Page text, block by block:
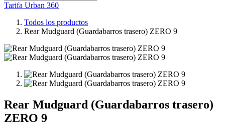
Tarifa Urban 360
Todos los productos
Rear Mudguard (Guardabarros trasero) ZERO 9
Rear Mudguard (Guardabarros trasero)
ZERO 9